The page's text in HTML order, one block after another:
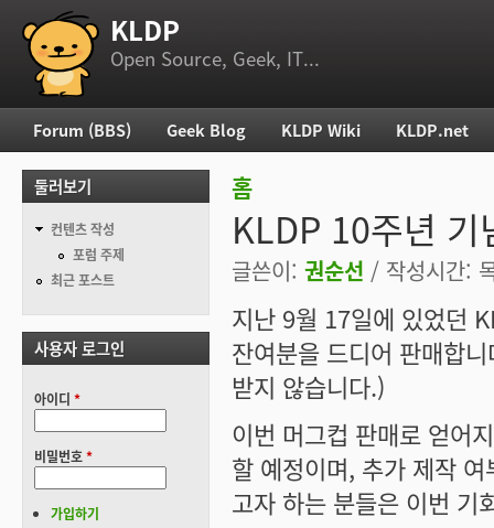
부 메뉴 KLDP
Open Source, Geek, IT...
현재 위치
홈
KLDP 10주년
글쓴이: 권순선 / 작성시간:
지난 9월 17일에 있었던
잔여분을 드디어 판매합
받지 않습니다.)
이번 머그컵 판매로 얻어
할 예정이며, 추가 제작
고자 하는 분들은 이번 기
주 메뉴
Forum (BBS) Geek Blog KLDP Wiki KLDP.net
둘러보기
컨텐츠 작성
포럼 주제
최근 포스트
사용자 로그인
아이디 *
비밀번호*
가입하기